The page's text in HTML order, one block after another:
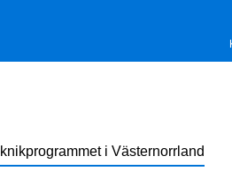
i Västernorrland